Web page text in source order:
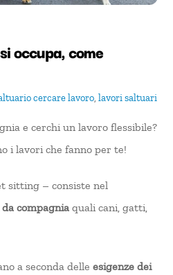
occupa, come
cercare lavoro, lavori saltuari
e cerchi un lavoro flessibile?
i lavori che fanno per te!
sitting – consiste nel
compagnia quali cani, gatti,
a seconda delleesigenze dei